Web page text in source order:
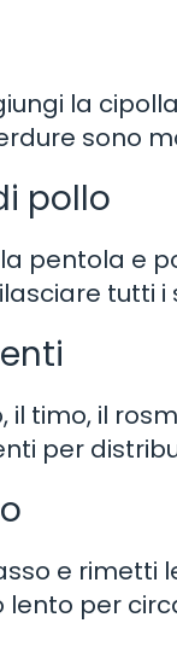
la
sono
pollo
pentola e
tutti i
il timo, il
per
e rimetti
per